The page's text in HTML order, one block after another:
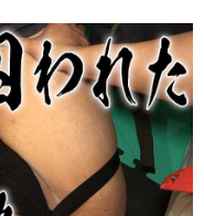
末路…3本の
交尾！職人達
堕ちする
已有91人支付 登录